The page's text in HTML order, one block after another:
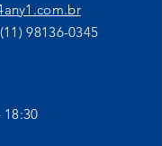
(11) 98136-0345
18:30